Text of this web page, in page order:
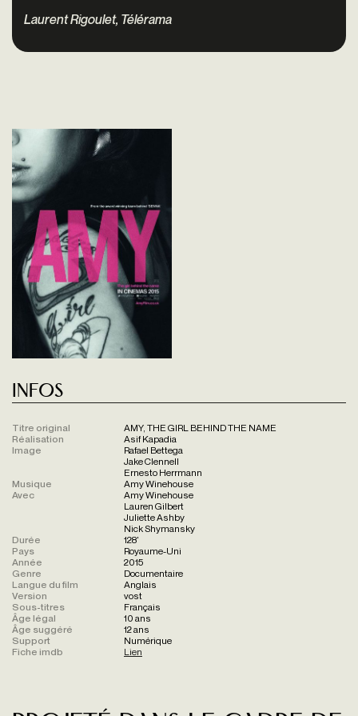
Laurent Rigoulet, Télérama
Infos
Titre original
AMY, THE GIRL BEHIND THE NAME
Réalisation
Asif Kapadia
Image
Rafael Bettega
Jake Clennell
Ernesto Herrmann
Musique
Amy Winehouse
Avec
Amy Winehouse
Lauren Gilbert
Juliette Ashby
Nick Shymansky
Durée
128'
Pays
Royaume-Uni
Année
2015
Genre
Documentaire
Langue du film
Anglais
Version
vost
Sous-titres
Français
Âge légal
10 ans
Âge suggéré
12 ans
Support
Numérique
Fiche imdb
Lien